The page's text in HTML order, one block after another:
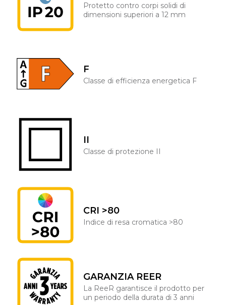
Protetto contro corpi solidi di
dimensioni superiori a 12 mm
F
Classe di efficienza energetica F
II
Classe di protezione II
CRI >80
Indice di resa cromatica >80
GARANZIA REER
La ReeR garantisce il prodotto per
un periodo della durata di 3 anni